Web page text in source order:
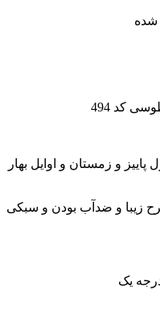
شده
کد 494
و زمستان و اوایل بهار
زیبا و ضدآب بودن و سبکی
یک